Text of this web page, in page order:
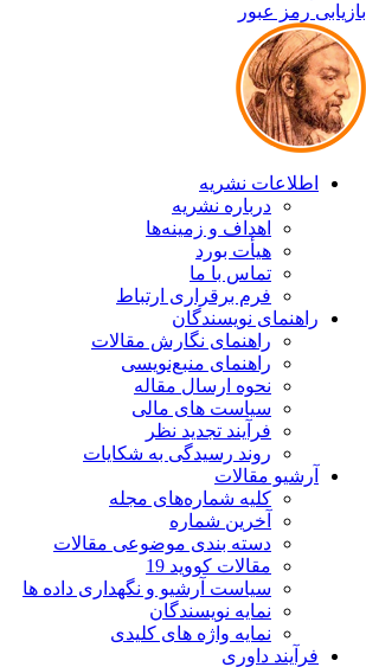
رمز عبور
اطلاعات نشریه
درباره نشریه
اهداف و زمینه‌ها
هیأت بورد
تماس با ما
فرم برقراری ارتباط
راهنمای نویسندگان
راهنمای نگارش مقالات
راهنمای منبع‌نویسی
نحوه ارسال مقاله
سیاست های مالی
فرآیند تجدید نظر
روند رسیدگی به شکایات
آرشیو مقالات
کلیه شماره‌های مجله
آخرین شماره
دسته بندی موضوعی مقالات
مقالات کووید 19
سیاست آرشیو و نگهداری داده ها
نمایه نویسندگان
نمایه واژه های کلیدی
فرآیند داوری